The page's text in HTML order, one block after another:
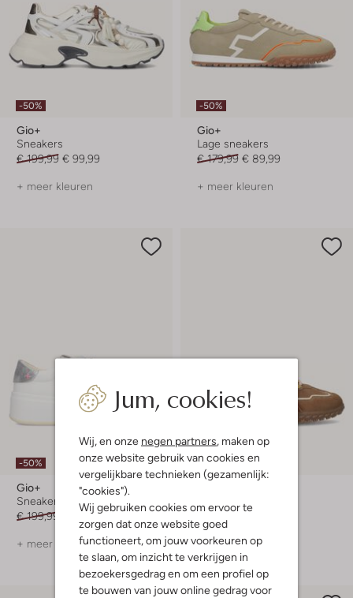
Jum, cookies!
Wij, en onze negen partners, maken op
onze website gebruik van cookies en
vergelijkbare technieken (gezamenlijk:
"cookies").
Wij gebruiken cookies om ervoor te
zorgen dat onze website goed
functioneert, om jouw voorkeuren op
te slaan, om inzicht te verkrijgen in
bezoekersgedrag en om een profiel op
te bouwen van jouw online gedrag voor
-50%
Gio+
Sneakers
€ 199,99 € 99,99
+ meer kleuren
-50%
Gio+
Lage sneakers
€ 179,99 € 89,99
+ meer kleuren
-50%
Gio+
Sneakers
€ 199,99
€ 99,99
+ meer kleuren
-50%
€ 179,99 € 89,99
+ meer kleuren